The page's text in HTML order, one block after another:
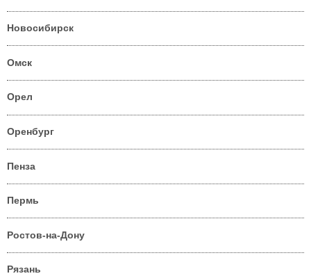
Новосибирск
Омск
Орел
Оренбург
Пенза
Пермь
Ростов-на-Дону
Рязань